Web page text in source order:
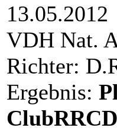
VDH
Ergebnis:
ClubRRCD